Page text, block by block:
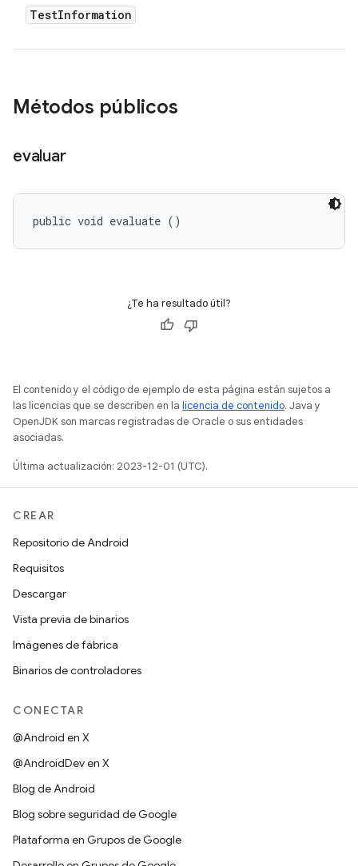
TestInformation
Métodos públicos
evaluar
public void evaluate ()
¿Te ha resultado útil?
El contenido y el código de ejemplo de esta página están sujetos a
las licencias que se describen en la licencia de contenido. Java y
OpenJDK son marcas registradas de Oracle o sus entidades
asociadas.
Última actualización: 2023-12-01 (UTC).
CREAR
Repositorio de Android
Requisitos
Descargar
Vista previa de binarios
Imágenes de fábrica
Binarios de controladores
CONECTAR
@Android en X
@AndroidDev en X
Blog de Android
Blog sobre seguridad de Google
Plataforma en Grupos de Google